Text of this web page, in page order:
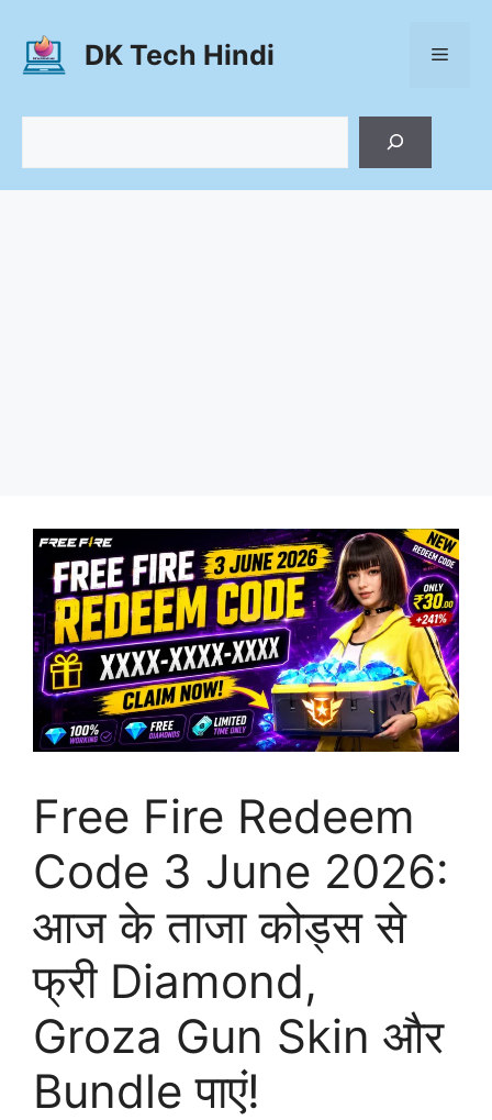
content
DK Tech Hindi Menu
Free Fire Redeem
Code 3 June 2026:
आज के ताजा कोड्स से
फ्री Diamond,
Groza Gun Skin और
Bundle पाएं!